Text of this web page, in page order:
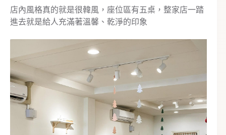
店內風格真的就是很韓風，座位區有五桌，整家店一踏
進去就是給人充滿著溫馨、乾淨的印象